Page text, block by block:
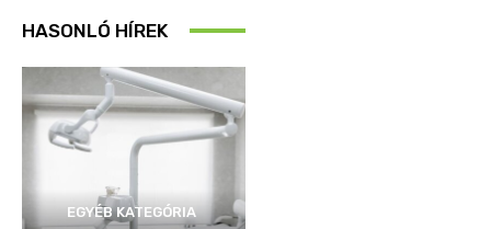
HASONLÓ HÍREK
EGYÉB KATEGÓRIA